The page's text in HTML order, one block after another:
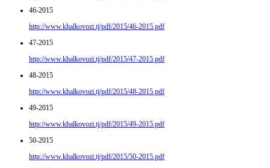
46-2015
http://www.khalkovozi.tj/pdf/2015/46-2015.pdf
47-2015
http://www.khalkovozi.tj/pdf/2015/47-2015.pdf
48-2015
http://www.khalkovozi.tj/pdf/2015/48-2015.pdf
49-2015
http://www.khalkovozi.tj/pdf/2015/49-2015.pdf
50-2015
http://www.khalkovozi.tj/pdf/2015/50-2015.pdf